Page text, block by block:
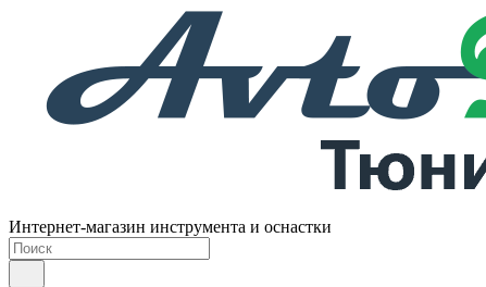
Интернет-магазин инструмента и оснастки